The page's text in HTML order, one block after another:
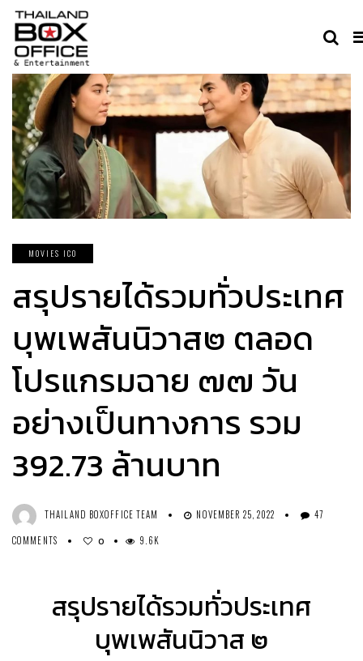
MOVIES ICO
สรุปรายได้รวมทั่วประเทศ
บุพเพสันนิวาส๒ ตลอด
โปรแกรมฉาย ๗๗ วัน
อย่างเป็นทางการ รวม
392.73 ล้านบาท
THAILAND BOXOFFICE TEAM NOVEMBER 25, 2022
47
COMMENTS
0 9.6K
สรุปรายได้รวมทั่วประเทศ
บุพเพสันนิวาส ๒